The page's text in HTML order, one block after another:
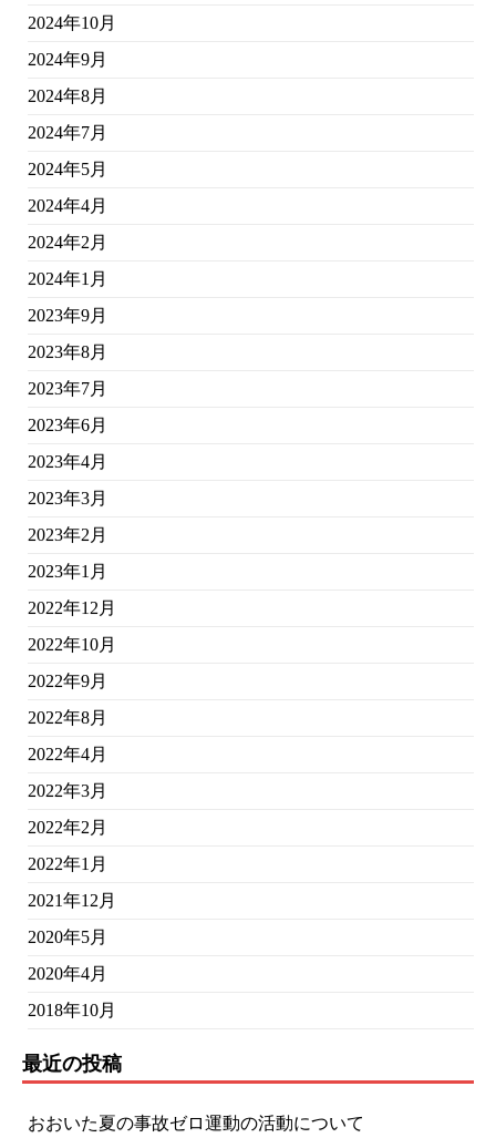
2024年10月
2024年9月
2024年8月
2024年7月
2024年5月
2024年4月
2024年2月
2024年1月
2023年9月
2023年8月
2023年7月
2023年6月
2023年4月
2023年3月
2023年2月
2023年1月
2022年12月
2022年10月
2022年9月
2022年8月
2022年4月
2022年3月
2022年2月
2022年1月
2021年12月
2020年5月
2020年4月
2018年10月
最近の投稿
おおいた夏の事故ゼロ運動の活動について